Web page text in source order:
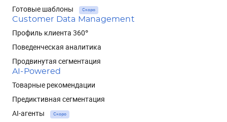
Готовые шаблоны
Скоро
Customer Data Management
Профиль клиента 360°
Поведенческая аналитика
Продвинутая сегментация
AI-Powered
Товарные рекомендации
Предиктивная сегментация
AI-агенты
Скоро